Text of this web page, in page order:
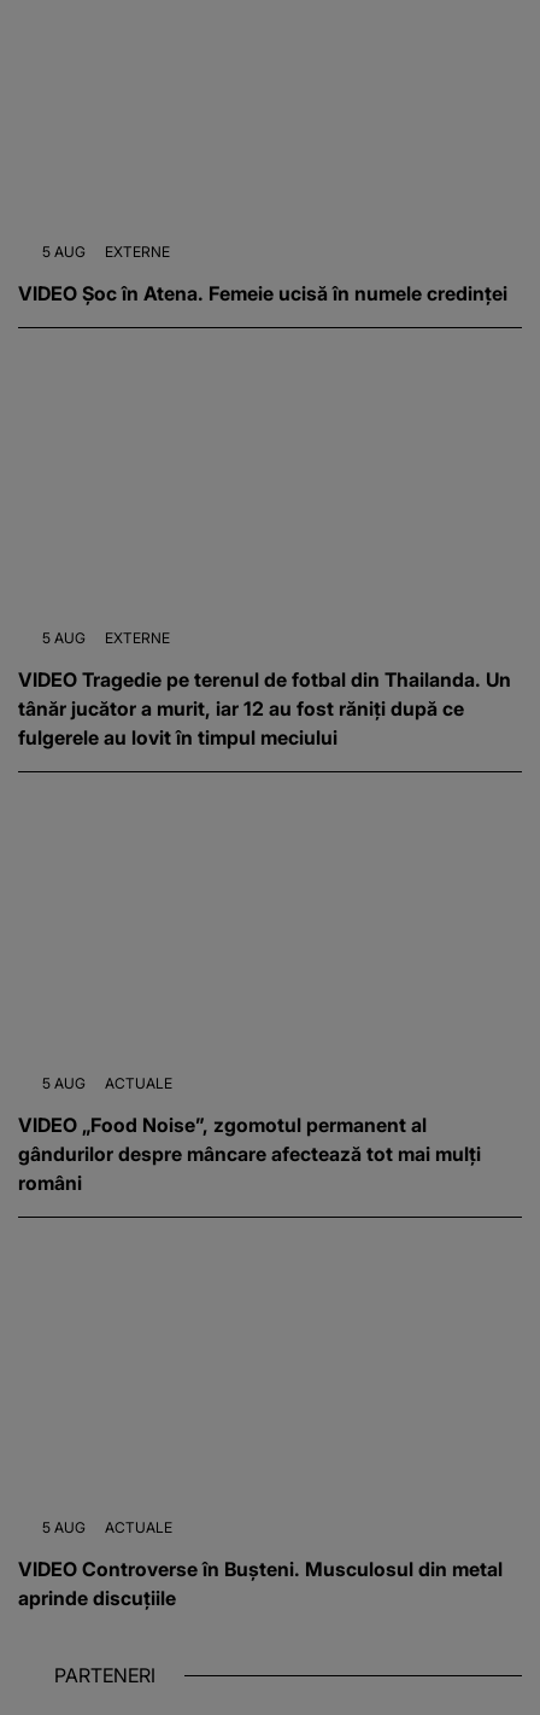
5 AUG EXTERNE
VIDEO Șoc în Atena. Femeie ucisă în numele credinței
5 AUG EXTERNE
VIDEO Tragedie pe terenul de fotbal din Thailanda. Un
tânăr jucător a murit, iar 12 au fost răniți după ce
fulgerele au lovit în timpul meciului
5 AUG ACTUALE
VIDEO „Food Noise”, zgomotul permanent al
gândurilor despre mâncare afectează tot mai mulți
români
5 AUG ACTUALE
VIDEO Controverse în Bușteni. Musculosul din metal
aprinde discuțiile
PARTENERI